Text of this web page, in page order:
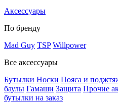
Аксессуары
По бренду
Mad Guy TSP Willpower
Все аксессуары
Бутылки Носки Пояса и
баулы Гамаши Защита Прочие
бутылки на заказ